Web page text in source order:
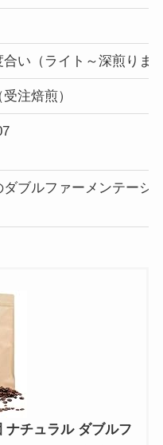
い（ライト～深煎りま
注焙煎）
ブルファーメンテーシ
ナチュラル ダブルフ